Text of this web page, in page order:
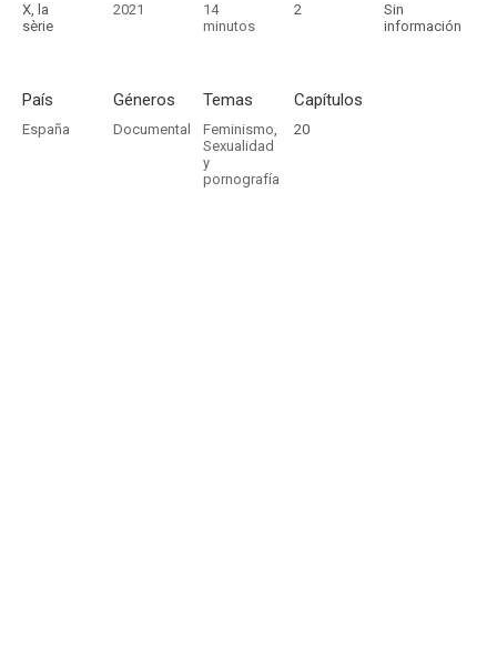
X, la
sèrie
2021
14
minutos
2
Sin
información
País
España
Géneros
Documental
Temas
Feminismo,
Sexualidad
y
pornografía
Capítulos
20